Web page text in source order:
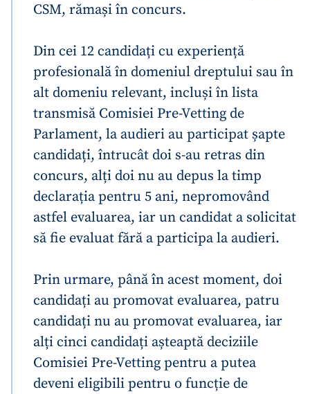
CSM, rămași în concurs.
Din cei 12 candidați cu experiență
profesională în domeniul dreptului sau în
alt domeniu relevant, incluși în lista
transmisă Comisiei Pre-Vetting de
Parlament, la audieri au participat șapte
candidați, întrucât doi s-au retras din
concurs, alți doi nu au depus la timp
declarația pentru 5 ani, nepromovând
astfel evaluarea, iar un candidat a solicitat
să fie evaluat fără a participa la audieri.
Prin urmare, până în acest moment, doi
candidați au promovat evaluarea, patru
candidați nu au promovat evaluarea, iar
alți cinci candidați așteaptă deciziile
Comisiei Pre-Vetting pentru a putea
deveni eligibili pentru o funcție de